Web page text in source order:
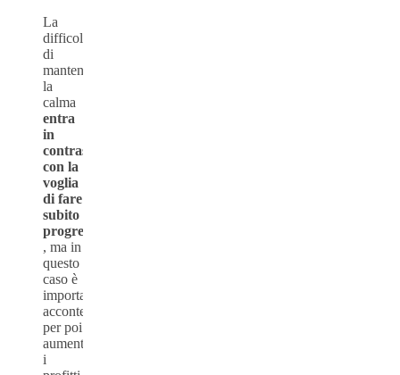
La
difficoltà
di
mantenere
la
calma
entra
in
contrasto
con la
voglia
di fare
subito
progressi
, ma in
questo
caso è
importante
accontentarsi
per poi
aumentare
i